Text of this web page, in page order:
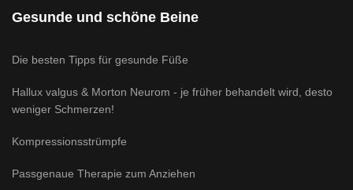
Gesunde und schöne Beine
Die besten Tipps für gesunde Füße
Hallux valgus & Morton Neurom - je früher behandelt wird, desto
weniger Schmerzen!
Kompressionsstrümpfe
Passgenaue Therapie zum Anziehen